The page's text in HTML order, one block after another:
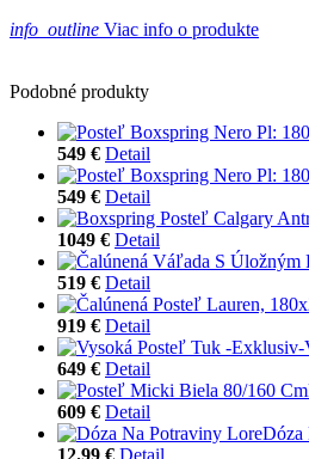
info_outline Viac info o produkte
Podobné produkty
549 € Detail
549 € Detail
1049 € Detail
519 € Detail
919 € Detail
649 € Detail
609 € Detail
Dóza
12.99 € Detail